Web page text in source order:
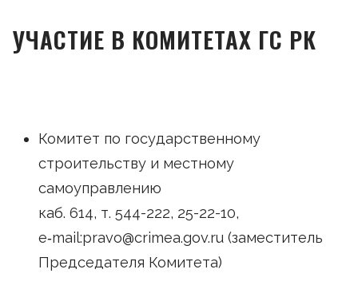
УЧАСТИЕ В КОМИТЕТАХ ГС РК
Комитет по государственному
строительству и местному
самоуправлению
каб. 614, т. 544-222, 25-22-10,
e‑mail:pravo@crimea.gov.ru (заместитель
Председателя Комитета)